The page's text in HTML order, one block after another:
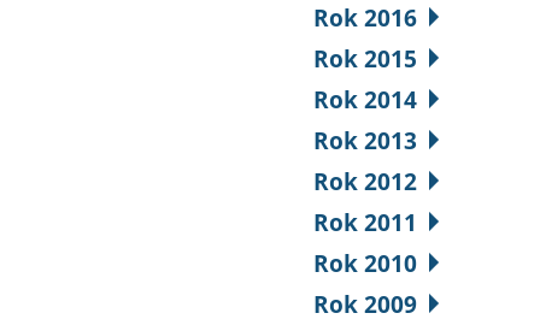
Rok 2016
Rok 2015
Rok 2014
Rok 2013
Rok 2012
Rok 2011
Rok 2010
Rok 2009